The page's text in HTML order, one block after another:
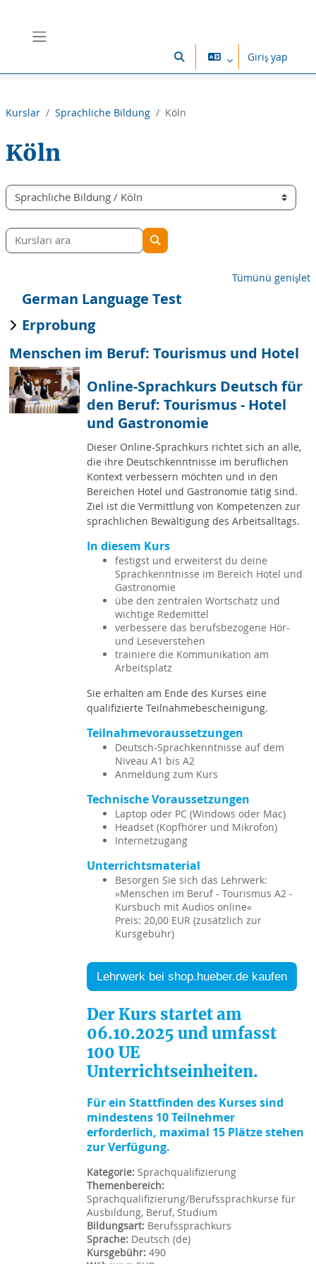
Arama girişini değiştir
Giriş yap
Kurslar Sprachliche Bildung Köln
Köln
Kurs Kategorileri
Kursları ara
Kursları ara
Tümünü genişlet
German Language Test
Erprobung
Menschen im Beruf: Tourismus und Hotel
Online-Sprachkurs Deutsch für
den Beruf: Tourismus - Hotel
und Gastronomie
Dieser Online-Sprachkurs richtet sich an alle,
die ihre Deutschkenntnisse im beruflichen
Kontext verbessern möchten und in den
Bereichen Hotel und Gastronomie tätig sind.
Ziel ist die Vermittlung von Kompetenzen zur
sprachlichen Bewältigung des Arbeitsalltags.
In diesem Kurs
festigst und erweiterst du deine
Sprachkenntnisse im Bereich Hotel und
Gastronomie
übe den zentralen Wortschatz und
wichtige Redemittel
verbessere das berufsbezogene Hör-
und Leseverstehen
trainiere die Kommunikation am
Arbeitsplatz
Sie erhalten am Ende des Kurses eine
qualifizierte Teilnahmebescheinigung.
Teilnahmevoraussetzungen
Deutsch-Sprachkenntnisse auf dem
Niveau A1 bis A2
Anmeldung zum Kurs
Technische Voraussetzungen
Laptop oder PC (Windows oder Mac)
Headset (Kopfhörer und Mikrofon)
Internetzugang
Unterrichtsmaterial
Besorgen Sie sich das Lehrwerk:
»Menschen im Beruf - Tourismus A2 -
Kursbuch mit Audios online«
Preis: 20,00 EUR (zusätzlich zur
Kursgebühr)
Lehrwerk bei shop.hueber.de kaufen
Der Kurs startet am
06.10.2025 und umfasst
100 UE
Unterrichtseinheiten.
Für ein Stattfinden des Kurses sind
mindestens 10 Teilnehmer
erforderlich, maximal 15 Plätze stehen
zur Verfügung.
Kategorie: Sprachqualifizierung
Themenbereich:
Sprachqualifizierung/Berufssprachkurse für
Ausbildung, Beruf, Studium
Bildungsart: Berufssprachkurs
Sprache: Deutsch ‎(de)‎
Kursgebühr: 490